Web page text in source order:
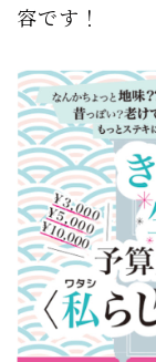
容です！